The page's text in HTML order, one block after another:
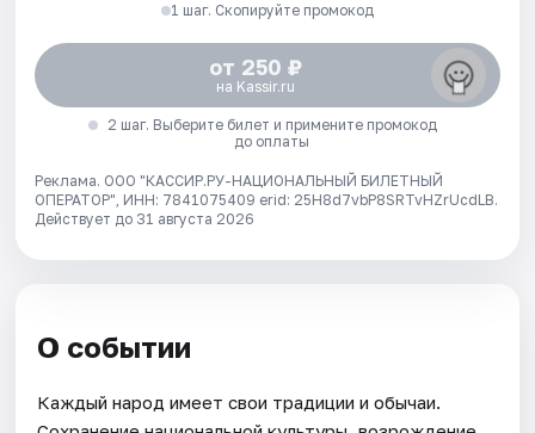
1 шаг. Скопируйте промокод
от 250 ₽
на Kassir.ru
2 шаг. Выберите билет и примените промокод
до оплаты
Реклама. ООО "КАССИР.РУ-НАЦИОНАЛЬНЫЙ БИЛЕТНЫЙ
ОПЕРАТОР", ИНН: 7841075409 erid: 25H8d7vbP8SRTvHZrUcdLB.
Действует до 31 августа 2026
О событии
Каждый народ имеет свои традиции и обычаи.